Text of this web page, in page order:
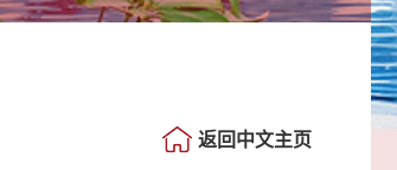
返回中文主页